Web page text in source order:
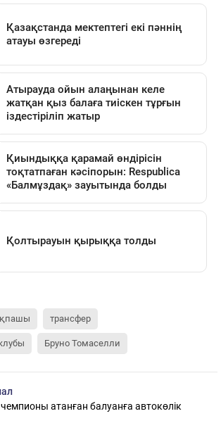
трансфер
Бруно Томаселли
атанған балуанға автокөлік